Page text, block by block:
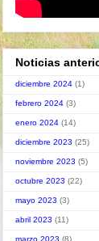
Noticias
diciembre 2024 (1)
febrero 2024 (3)
enero 2024 (14)
diciembre 2023 (25)
noviembre 2023 (5)
octubre 2023 (22)
mayo 2023 (3)
abril 2023 (11)
marzo 2023 (8)